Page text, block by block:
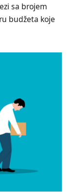
sa brojem
budžeta koje